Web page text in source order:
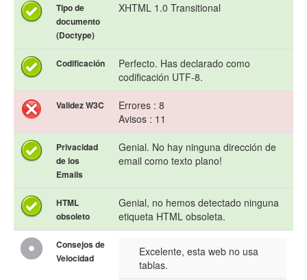
Tipo de
documento
(Doctype)
XHTML 1.0 Transitional
Codificación
Perfecto. Has declarado como
codificación UTF-8.
Validez W3C
Errores : 8
Avisos : 11
Privacidad
de los
Emails
Genial. No hay ninguna dirección de
email como texto plano!
HTML
obsoleto
Genial, no hemos detectado ninguna
etiqueta HTML obsoleta.
Consejos de
Velocidad
Excelente, esta web no usa
tablas.